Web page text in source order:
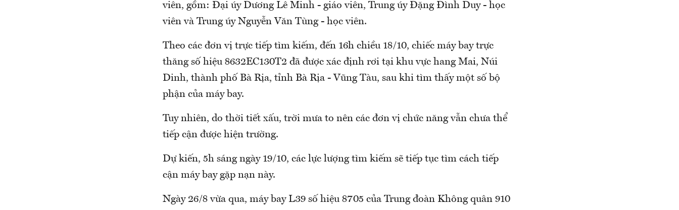
viên, gồm: Đại úy Dương Lê Minh - giáo viên, Trung úy Đặng Đình Duy - học
viên và Trung úy Nguyễn Văn Tùng - học viên.
Theo các đơn vị trực tiếp tìm kiếm, đến 16h chiều 18/10, chiếc máy bay trực
thăng số hiệu 8632EC130T2 đã được xác định rơi tại khu vực hang Mai, Núi
Dinh, thành phố Bà Rịa, tỉnh Bà Rịa - Vũng Tàu, sau khi tìm thấy một số bộ
phận của máy bay.
Tuy nhiên, do thời tiết xấu, trời mưa to nên các đơn vị chức năng vẫn chưa thể
tiếp cận được hiện trường.
Dự kiến, 5h sáng ngày 19/10, các lực lượng tìm kiếm sẽ tiếp tục tìm cách tiếp
cận máy bay gặp nạn này.
Ngày 26/8 vừa qua, máy bay L39 số hiệu 8705 của Trung đoàn Không quân 910